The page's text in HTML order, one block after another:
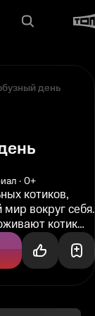
день
0+
котиков,
вокруг себя.
котик